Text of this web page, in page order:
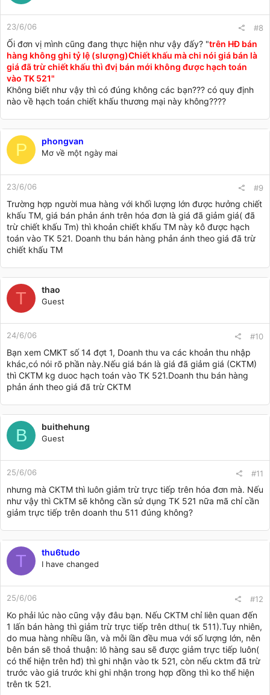
23/6/06 #8
Ối đơn vị mình cũng đang thực hiện như vậy đấy? "trên HĐ bán
hàng không ghi tỷ lệ (slượng)Chiết khấu mà chi nói giá bán là
giá đã trừ chiết khấu thì đvị bán mới không được hạch toán
vào TK 521"
Không biết như vậy thì có đúng không các bạn??? có quy định
nào về hạch toán chiết khấu thương mại này không????
P phongvan
Mơ về một ngày mai
23/6/06 #9
Trường hợp người mua hàng với khối lượng lớn được hưởng chiết
khấu TM, giá bán phản ánh trên hóa đơn là giá đã giảm giá( đã
trừ chiết khấu Tm) thì khoản chiết khấu TM này kô được hạch
toán vào TK 521. Doanh thu bán hàng phản ánh theo giá đã trừ
chiết khấu TM
T thao
Guest
24/6/06 #10
Bạn xem CMKT số 14 đợt 1, Doanh thu va các khoản thu nhập
khác,có nói rõ phần này.Nếu giá bán là giá đã giảm giá (CKTM)
thì CKTM kg duoc hạch toán vào TK 521.Doanh thu bán hàng
phản ánh theo giá đã trừ CKTM
B buithehung
Guest
25/6/06 #11
nhưng mà CKTM thì luôn giảm trừ trực tiếp trên hóa đơn mà. Nếu
như vậy thì CkTM sẽ không cần sử dụng TK 521 nữa mã chỉ cần
giảm trực tiếp trên doanh thu 511 đúng không?
T thu6tudo
I have changed
25/6/06 #12
Ko phải lúc nào cũng vậy đâu bạn. Nếu CKTM chỉ liên quan đến
1 lấn bán hàng thì giảm trừ trực tiếp trên dthu( tk 511).Tuy nhiên,
do mua hàng nhiều lần, và mỗi lần đều mua với số lượng lớn, nên
bên bán sẽ thoả thuận: lô hàng sau sẽ được giảm trực tiếp luôn(
có thể hiện trên hđ) thì ghi nhận vào tk 521, còn nếu cktm đã trừ
trước vào giá trước khi ghi nhận trong hợp đồng thì ko thể hiện
trên tk 521.